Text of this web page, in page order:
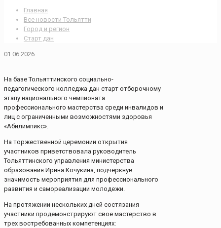
Главная
Все новости Тольятти
Город и регион
Старт дан
01.06.2026
На базе Тольяттинского социально-
педагогического колледжа дан старт отборочному
этапу национального чемпионата
профессионального мастерства среди инвалидов и
лиц с ограниченными возможностями здоровья
«Абилимпикс».
На торжественной церемонии открытия
участников приветствовала руководитель
Тольяттинского управления министерства
образования Ирина Кочукина, подчеркнув
значимость мероприятия для профессионального
развития и самореализации молодежи.
На протяжении нескольких дней состязания
участники продемонстрируют свое мастерство в
трех востребованных компетенциях: